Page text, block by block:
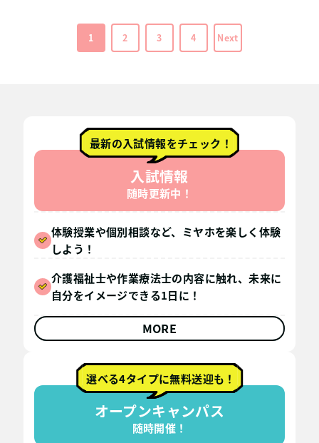
1 2 3 4 Next
最新の入試情報をチェック！
入試情報
随時更新中！
体験授業や個別相談など、ミヤホを楽しく体験
しよう！
介護福祉士や作業療法士の内容に触れ、未来に
自分をイメージできる1日に！
MORE
選べる4タイプに無料送迎も！
オープンキャンパス
随時開催！